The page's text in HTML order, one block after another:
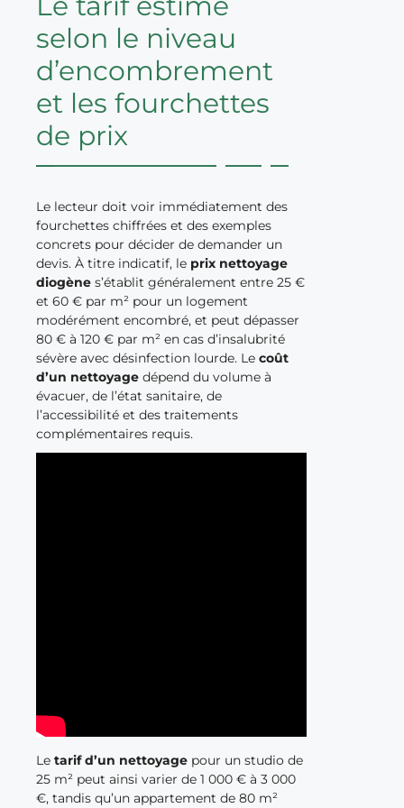
selon le niveau
d’encombrement
et les fourchettes
de prix
Le lecteur doit voir immédiatement des
fourchettes chiffrées et des exemples
concrets pour décider de demander un
devis. À titre indicatif, le prix nettoyage
diogène s’établit généralement entre 25 €
et 60 € par m² pour un logement
modérément encombré, et peut dépasser
80 € à 120 € par m² en cas d’insalubrité
sévère avec désinfection lourde. Le coût
d’un nettoyage dépend du volume à
évacuer, de l’état sanitaire, de
l’accessibilité et des traitements
complémentaires requis.
Le tarif d’un nettoyage pour un studio de
25 m² peut ainsi varier de 1 000 € à 3 000
€, tandis qu’un appartement de 80 m²